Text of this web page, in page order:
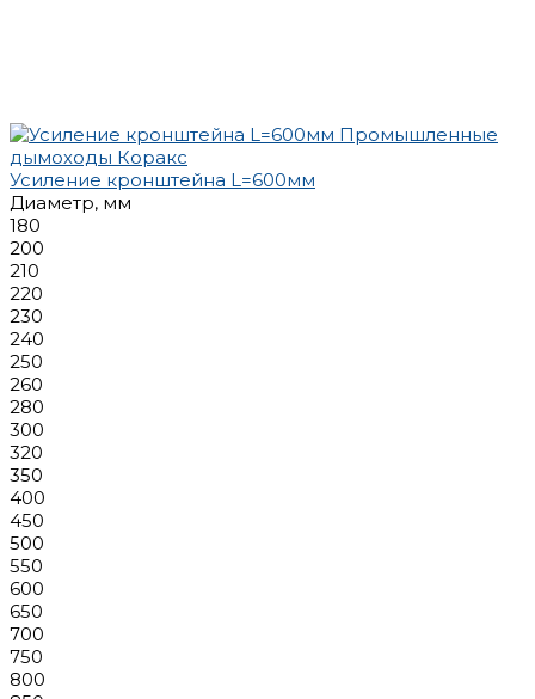
Усиление кронштейна L=600мм
Диаметр, мм
180
200
210
220
230
240
250
260
280
300
320
350
400
450
500
550
600
650
700
750
800